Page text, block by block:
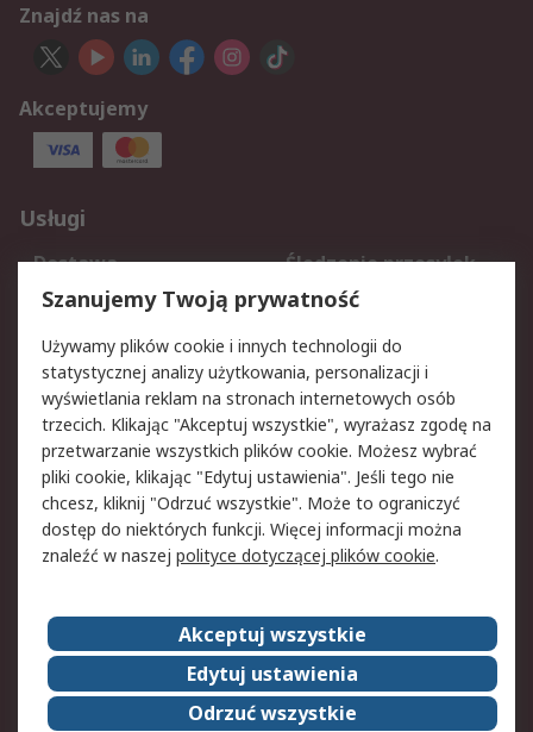
Znajdź nas na
Akceptujemy
Usługi
Dostawa
Śledzenie przesyłek
Reklamacje i zwroty
Rejestracja
Aspekty prawne
Bezpieczeństwo e-
maila
Polityka dotycząca
plików cookie
Polityka prywatności
Użytkowanie witryny
Zastrzeżenia prawne
Warunki Sprzedaży
Kontakt
O firmie RS
RS na świecie
Kariera
Nagrody dla RS
Szanujemy Twoją prywatność
Używamy plików cookie i innych technologii do
statystycznej analizy użytkowania, personalizacji i
wyświetlania reklam na stronach internetowych osób
trzecich. Klikając "Akceptuj wszystkie", wyrażasz zgodę na
przetwarzanie wszystkich plików cookie. Możesz wybrać
pliki cookie, klikając "Edytuj ustawienia". Jeśli tego nie
chcesz, kliknij "Odrzuć wszystkie". Może to ograniczyć
dostęp do niektórych funkcji. Więcej informacji można
znaleźć w naszej polityce dotyczącej plików cookie.
Akceptuj wszystkie
Edytuj ustawienia
Odrzuć wszystkie